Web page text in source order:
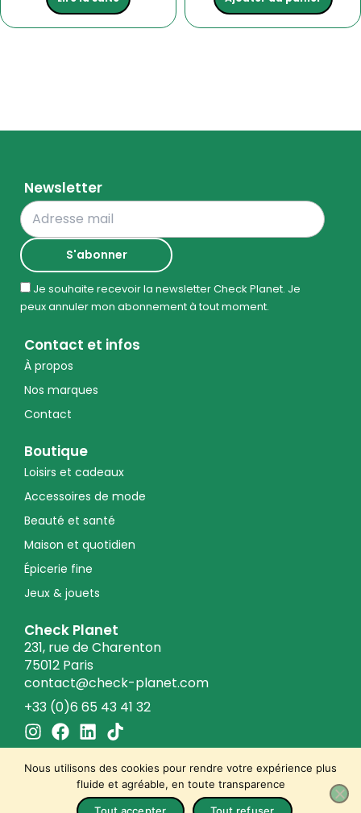
Check Planet
231, rue de Charenton
75012 Paris
contact@check-planet.com
+33 (0)6 65 43 41 32
I
n
s
F
a
c
L
i
n
k
e
T
i
k
t
o
Boutique
Loisirs et cadeaux
Accessoires de mode
Beauté et santé
Maison et quotidien
Épicerie fine
Jeux & jouets
Contact et infos
À propos
Nos marques
Contact
Newsletter
Je souhaite recevoir la newsletter Check Planet. Je
peux annuler mon abonnement à tout moment.
Nous utilisons des cookies pour rendre votre expérience plus
fluide et agréable, en toute transparence
Tout accepter Tout refuser